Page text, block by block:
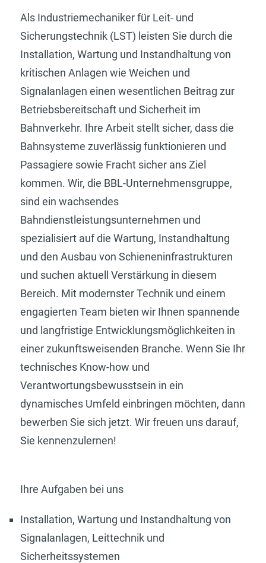
Als Industriemechaniker für Leit- und
Sicherungstechnik (LST) leisten Sie durch die
Installation, Wartung und Instandhaltung von
kritischen Anlagen wie Weichen und
Signalanlagen einen wesentlichen Beitrag zur
Betriebsbereitschaft und Sicherheit im
Bahnverkehr. Ihre Arbeit stellt sicher, dass die
Bahnsysteme zuverlässig funktionieren und
Passagiere sowie Fracht sicher ans Ziel
kommen. Wir, die BBL-Unternehmensgruppe,
sind ein wachsendes
Bahndienstleistungsunternehmen und
spezialisiert auf die Wartung, Instandhaltung
und den Ausbau von Schieneninfrastrukturen
und suchen aktuell Verstärkung in diesem
Bereich. Mit modernster Technik und einem
engagierten Team bieten wir Ihnen spannende
und langfristige Entwicklungsmöglichkeiten in
einer zukunftsweisenden Branche. Wenn Sie Ihr
technisches Know-how und
Verantwortungsbewusstsein in ein
dynamisches Umfeld einbringen möchten, dann
bewerben Sie sich jetzt. Wir freuen uns darauf,
Sie kennenzulernen!
Ihre Aufgaben bei uns
Installation, Wartung und Instandhaltung von
Signalanlagen, Leittechnik und
Sicherheitssystemen